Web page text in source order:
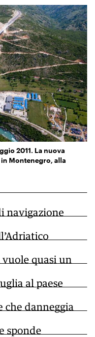
2011. La nuova
Montenegro, alla
navigazione
quasi un
al paese
che danneggia
sponde